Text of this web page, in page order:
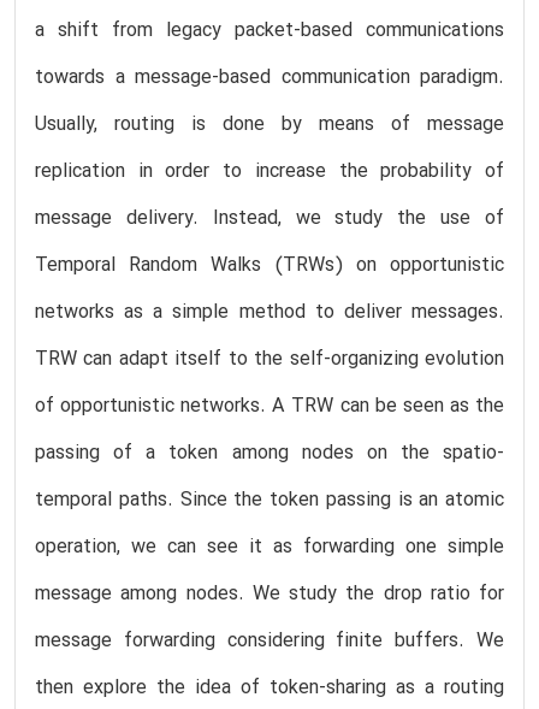
a shift from legacy packet-based communications
towards a message-based communication paradigm.
Usually, routing is done by means of message
replication in order to increase the probability of
message delivery. Instead, we study the use of
Temporal Random Walks (TRWs) on opportunistic
networks as a simple method to deliver messages.
TRW can adapt itself to the self-organizing evolution
of opportunistic networks. A TRW can be seen as the
passing of a token among nodes on the spatio-
temporal paths. Since the token passing is an atomic
operation, we can see it as forwarding one simple
message among nodes. We study the drop ratio for
message forwarding considering finite buffers. We
then explore the idea of token-sharing as a routing